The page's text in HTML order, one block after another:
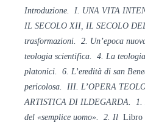
Introduzione. I. UNA VITA
IL SECOLO XII, IL SECOLO
trasformazioni. 2. Un’epoca
teologia scientifica. 4. La
platonici. 6. L’eredità di san
pericolosa. III. L’OPERA
ARTISTICA DI ILDEGARDA. 1.
del «semplice uomo». 2. Il Libro